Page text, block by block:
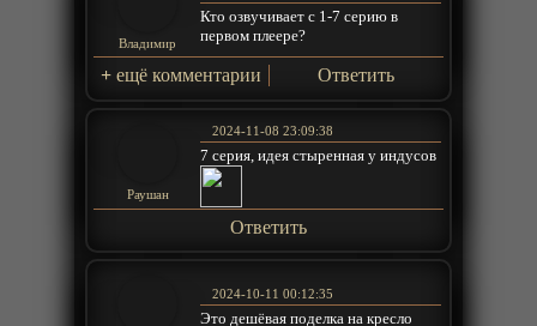
Владимир
Кто озвучивает с 1-7 серию в
первом плеере?
+ ещё комментарии Ответить
Раушан
2024-11-08 23:09:38
7 серия, идея стыренная у индусов
Ответить
2024-10-11 00:12:35
Это дешёвая поделка на кресло